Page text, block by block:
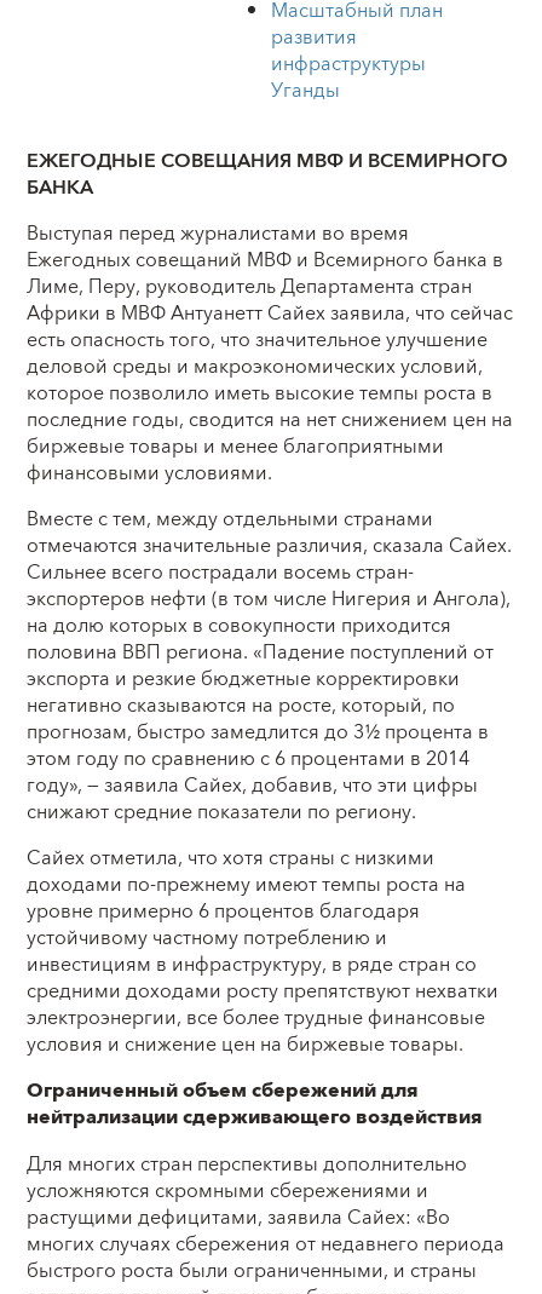
Масштабный план
развития
инфраструктуры
Уганды
ЕЖЕГОДНЫЕ СОВЕЩАНИЯ МВФ И ВСЕМИРНОГО
БАНКА
Выступая перед журналистами во время
Ежегодных совещаний МВФ и Всемирного банка в
Лиме, Перу, руководитель Департамента стран
Африки в МВФ Антуанетт Сайех заявила, что сейчас
есть опасность того, что значительное улучшение
деловой среды и макроэкономических условий,
которое позволило иметь высокие темпы роста в
последние годы, сводится на нет снижением цен на
биржевые товары и менее благоприятными
финансовыми условиями.
Вместе с тем, между отдельными странами
отмечаются значительные различия, сказала Сайех.
Сильнее всего пострадали восемь стран-
экспортеров нефти (в том числе Нигерия и Ангола),
на долю которых в совокупности приходится
половина ВВП региона. «Падение поступлений от
экспорта и резкие бюджетные корректировки
негативно сказываются на росте, который, по
прогнозам, быстро замедлится до 3½ процента в
этом году по сравнению с 6 процентами в 2014
году», — заявила Сайех, добавив, что эти цифры
снижают средние показатели по региону.
Сайех отметила, что хотя страны с низкими
доходами по-прежнему имеют темпы роста на
уровне примерно 6 процентов благодаря
устойчивому частному потреблению и
инвестициям в инфраструктуру, в ряде стран со
средними доходами росту препятствуют нехватки
электроэнергии, все более трудные финансовые
условия и снижение цен на биржевые товары.
Ограниченный объем сбережений для
нейтрализации сдерживающего воздействия
Для многих стран перспективы дополнительно
усложняются скромными сбережениями и
растущими дефицитами, заявила Сайех: «Во
многих случаях сбережения от недавнего периода
быстрого роста были ограниченными, и страны